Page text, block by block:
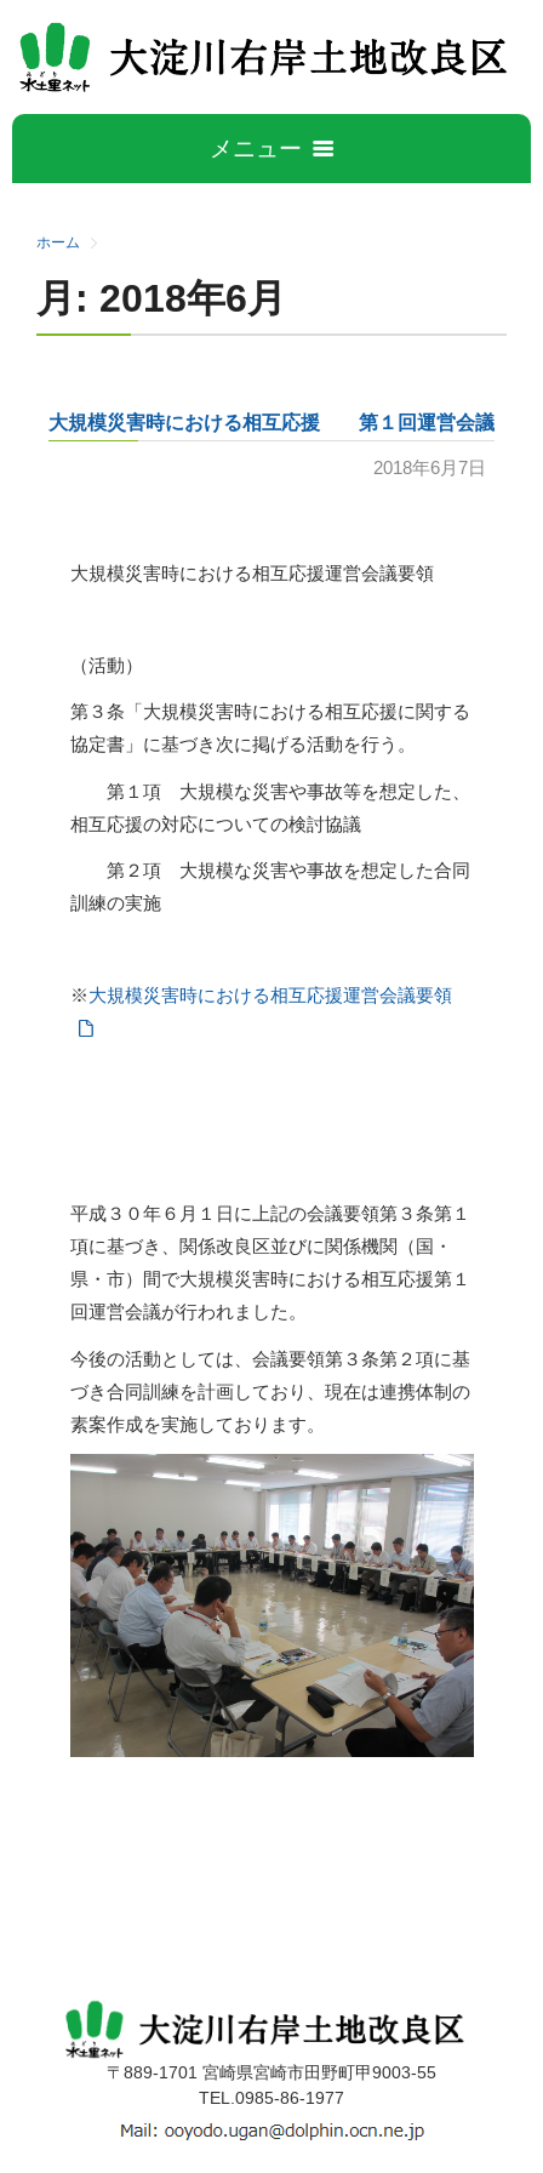
メニュー
大淀川右岸について
事業概要
定款
公告
給水栓の整備
採用情報
関連リンク
ホーム
月: 2018年6月
大規模災害時における相互応援 第１回運営会議
2018年6月7日
大規模災害時における相互応援運営会議要領
（活動）
第３条「大規模災害時における相互応援に関する
協定書」に基づき次に掲げる活動を行う。
第１項 大規模な災害や事故等を想定した、
相互応援の対応についての検討協議
第２項 大規模な災害や事故を想定した合同
訓練の実施
※大規模災害時における相互応援運営会議要領
平成３０年６月１日に上記の会議要領第３条第１
項に基づき、関係改良区並びに関係機関（国・
県・市）間で大規模災害時における相互応援第１
回運営会議が行われました。
今後の活動としては、会議要領第３条第２項に基
づき合同訓練を計画しており、現在は連携体制の
素案作成を実施しております。
〒889-1701 宮崎県宮崎市田野町甲9003-55
TEL.0985-86-1977